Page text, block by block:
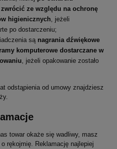
ze względu na ochronę
higienicznych, jeżeli
po dostarczeniu;
są nagrania dźwiękowe
komputerowe dostarczane w
, jeżeli opakowanie zostało
odstąpienia od umowy znajdziesz
towar okaże się wadliwy, masz
rękojmię. Reklamację najlepiej